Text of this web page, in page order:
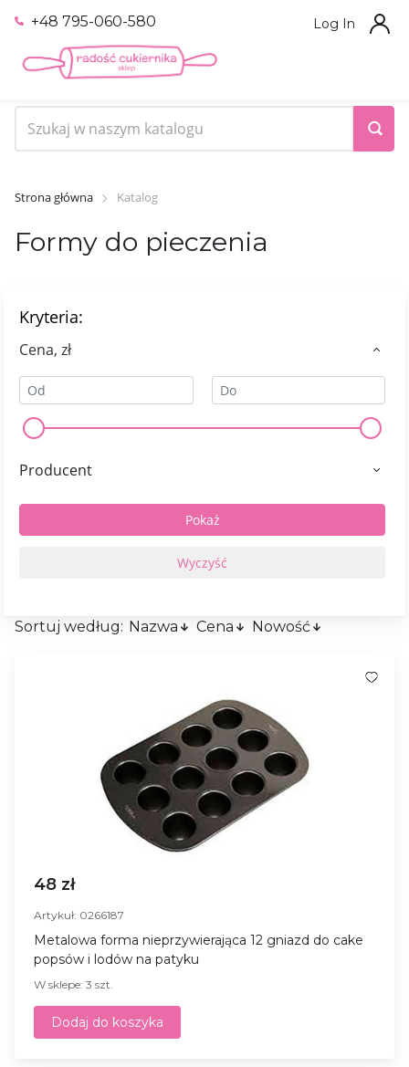
+48 795-060-580 Log In
Strona główna Katalog
Formy do pieczenia
Kryteria:
Сena, zł
Producent
Sortuj według: Nazwa Cena Nowość
48 zł
Artykuł: 0266187
Metalowa forma nieprzywierająca 12 gniazd do cake
popsów i lodów na patyku
W sklepe: 3 szt.
Dodaj do koszyka